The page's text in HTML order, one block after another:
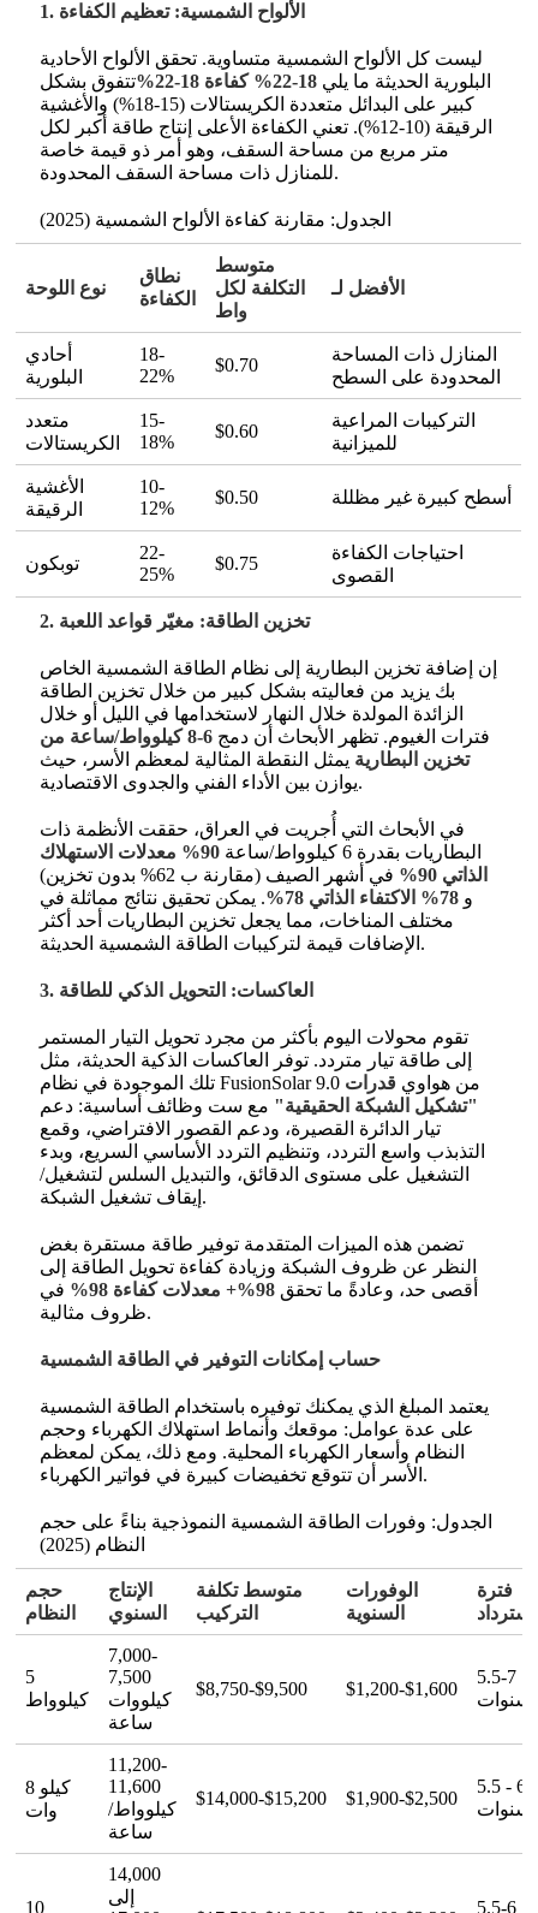
1. الألواح الشمسية: تعظيم الكفاءة
ليست كل الألواح الشمسية متساوية. تحقق الألواح الأحادية
البلورية الحديثة ما يلي 18-22% كفاءة 18-22%
تتفوق بشكل
كبير على البدائل متعددة الكريستالات (15-18%) والأغشية
الرقيقة (10-12%)
. تعني الكفاءة الأعلى إنتاج طاقة أكبر لكل
متر مربع من مساحة السقف، وهو أمر ذو قيمة خاصة
للمنازل ذات مساحة السقف المحدودة.
الجدول: مقارنة كفاءة الألواح الشمسية (2025)
نوع اللوحة
نطاق
الكفاءة
متوسط
التكلفة لكل
واط
الأفضل لـ
أحادي
البلورية
18-
22%
$0.70
المنازل ذات المساحة
المحدودة على السطح
متعدد
الكريستالات
15-
18%
$0.60
التركيبات المراعية
للميزانية
الأغشية
الرقيقة
10-
12%
$0.50 أسطح كبيرة غير مظللة
توبكون
22-
25%
$0.75
احتياجات الكفاءة
القصوى
2. تخزين الطاقة: مغيّر قواعد اللعبة
إن إضافة تخزين البطارية إلى نظام الطاقة الشمسية الخاص
بك يزيد من فعاليته بشكل كبير من خلال تخزين الطاقة
الزائدة المولدة خلال النهار لاستخدامها في الليل أو خلال
فترات الغيوم. تظهر الأبحاث أن دمج
6-8 كيلوواط/ساعة من
تخزين البطارية يمثل النقطة المثالية لمعظم الأسر، حيث
يوازن بين الأداء الفني والجدوى الاقتصادية.
في الأبحاث التي أُجريت في العراق، حققت الأنظمة ذات
البطاريات بقدرة 6 كيلوواط/ساعة
90% معدلات الاستهلاك
الذاتي 90%
في أشهر الصيف (مقارنة ب 62% بدون تخزين)
و 78% الاكتفاء الذاتي 78%
. يمكن تحقيق نتائج مماثلة في
مختلف المناخات، مما يجعل تخزين البطاريات أحد أكثر
الإضافات قيمة لتركيبات الطاقة الشمسية الحديثة.
3. العاكسات: التحويل الذكي للطاقة
تقوم محولات اليوم بأكثر من مجرد تحويل التيار المستمر
إلى طاقة تيار متردد. توفر العاكسات الذكية الحديثة، مثل
تلك الموجودة في نظام FusionSolar 9.0 من هواوي قدرات
"تشكيل الشبكة الحقيقية" مع ست وظائف أساسية: دعم
تيار الدائرة القصيرة، ودعم القصور الافتراضي، وقمع
التذبذب واسع التردد، وتنظيم التردد الأساسي السريع، وبدء
التشغيل على مستوى الدقائق، والتبديل السلس لتشغيل/
إيقاف تشغيل الشبكة .
تضمن هذه الميزات المتقدمة توفير طاقة مستقرة بغض
النظر عن ظروف الشبكة وزيادة كفاءة تحويل الطاقة إلى
أقصى حد، وعادةً ما تحقق 98%+ معدلات كفاءة 98%
في
ظروف مثالية.
حساب إمكانات التوفير في الطاقة الشمسية
يعتمد المبلغ الذي يمكنك توفيره باستخدام الطاقة الشمسية
على عدة عوامل: موقعك وأنماط استهلاك الكهرباء وحجم
النظام وأسعار الكهرباء المحلية. ومع ذلك، يمكن لمعظم
الأسر أن تتوقع تخفيضات كبيرة في فواتير الكهرباء.
الجدول: وفورات الطاقة الشمسية النموذجية بناءً على حجم
النظام (2025)
حجم
النظام
الإنتاج
السنوي
متوسط تكلفة
التركيب
الوفورات
السنوية
فترة
5
كيلوواط
7,000-
7,500
كيلووات
ساعة
$8,750-$9,500 $1,200-$1,600
5.5-7
سنوات
8 كيلو
وات
11,200-
11,600
كيلوواط/
ساعة
$14,000-$15,200 $1,900-$2,500
5.5 -
سنوات
10
14,000
إلى
5.5-6